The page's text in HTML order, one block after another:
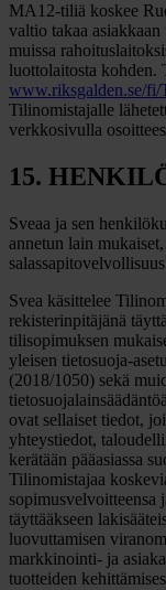
MA12-tiliä koskee
valtio takaa
muissa
luottolaitosta kohden.
www.riksgalden.se/fi/
Tilinomistajalle
verkkosivulla
15.
Sveaa ja sen
annetun lain
Svea käsittelee
rekisterinpitäjänä
tilisopimuksen
yleisen tietosuoja-
(2018/1050) sekä
ovat sellaiset tiedot,
yhteystiedot,
kerätään pääasiassa
Tilinomistajaa
sopimusvelvoitteensa
täyttääkseen
luovuttamisen
markkinointi- ja
tuotteiden